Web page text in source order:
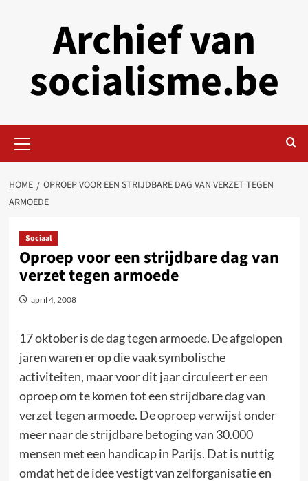
Archief van
socialisme.be
Menu
HOME
OPROEP VOOR EEN STRIJDBARE DAG VAN VERZET TEGEN
ARMOEDE
Sociaal
Oproep voor een strijdbare dag van
verzet tegen armoede
april 4, 2008
17 oktober is de dag tegen armoede. De afgelopen
jaren waren er op die vaak symbolische
activiteiten, maar voor dit jaar circuleert er een
oproep om te komen tot een strijdbare dag van
verzet tegen armoede. De oproep verwijst onder
meer naar de strijdbare betoging van 30.000
mensen met een handicap in Parijs. Dat is nuttig
omdat het de idee vestigt van zelforganisatie en